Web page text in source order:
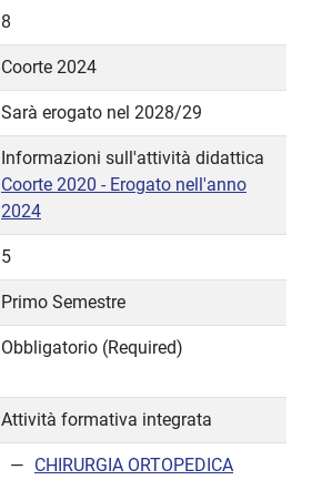
8
Coorte 2024
Sarà erogato nel 2028/29
Informazioni sull'attività didattica
Coorte 2020 - Erogato nell'anno
2024
5
Primo Semestre
Obbligatorio (Required)
Attività formativa integrata
CHIRURGIA ORTOPEDICA